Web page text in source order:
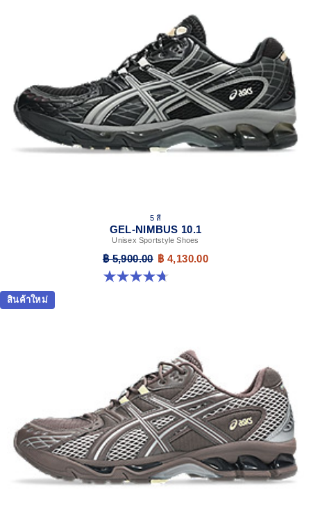
5 สี
GEL-NIMBUS 10.1
Unisex Sportstyle Shoes
฿ 5,900.00 ฿ 4,130.00
4.7 จาก 5 ดาว 305 รีวิว
สินค้าใหม่